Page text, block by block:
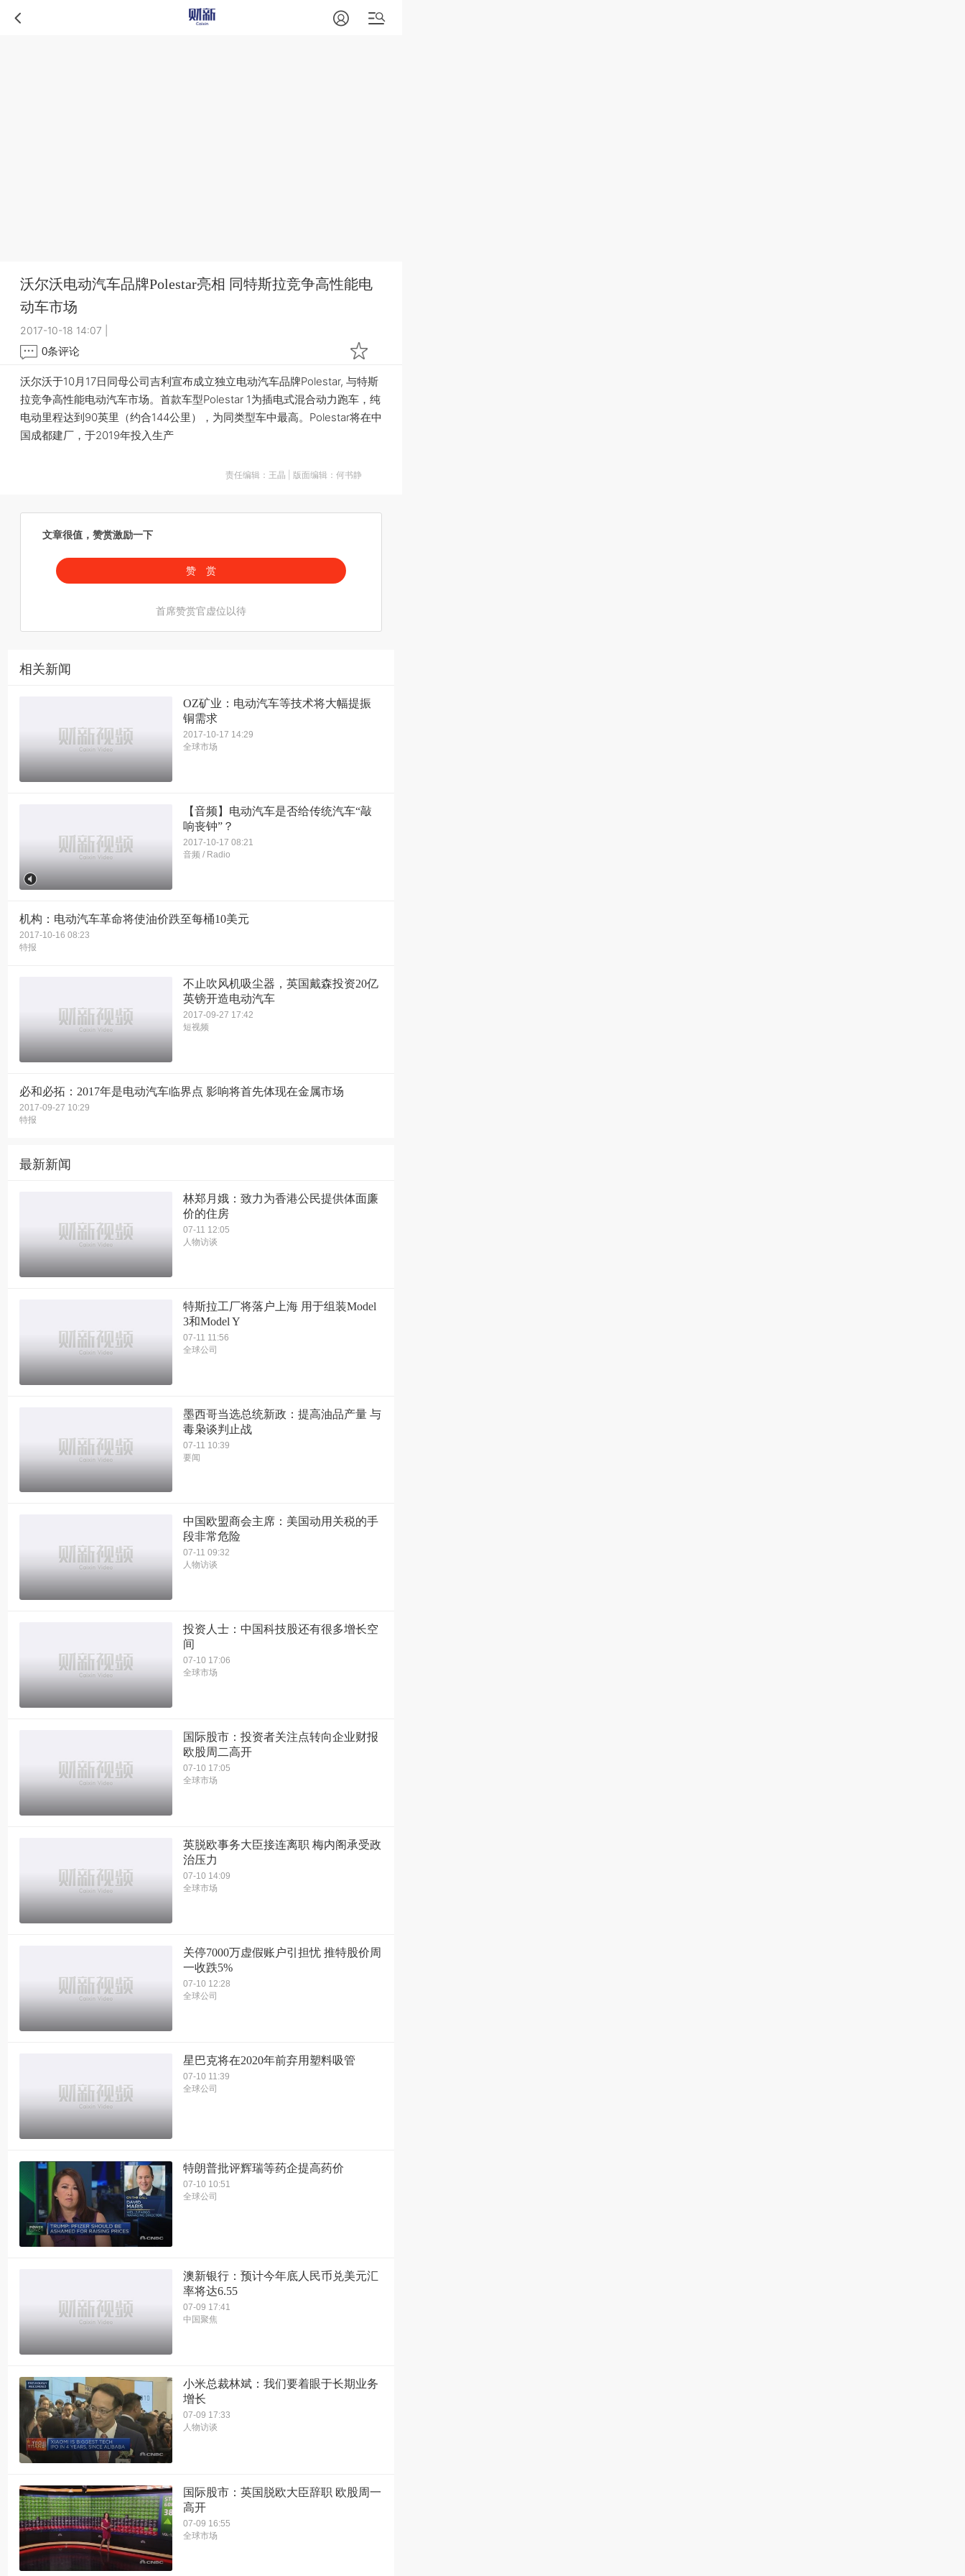
沃尔沃电动汽车品牌Polestar亮相 同特斯拉竞争高性能电
动车市场
2017-10-18 14:07
0条评论
沃尔沃于10月17日同母公司吉利宣布成立独立电动汽车品牌Polestar, 与特斯
拉竞争高性能电动汽车市场。首款车型Polestar 1为插电式混合动力跑车，纯
电动里程达到90英里（约合144公里），为同类型车中最高。Polestar将在中
国成都建厂，于2019年投入生产
责任编辑：王晶 | 版面编辑：何书静
文章很值，赞赏激励一下
赞 赏
首席赞赏官虚位以待
相关新闻
OZ矿业：电动汽车等技术将大幅提振
铜需求
2017-10-17 14:29
全球市场
【音频】电动汽车是否给传统汽车“敲
响丧钟”？
2017-10-17 08:21
音频 / Radio
机构：电动汽车革命将使油价跌至每桶10美元
2017-10-16 08:23
特报
不止吹风机吸尘器，英国戴森投资20亿
英镑开造电动汽车
2017-09-27 17:42
短视频
必和必拓：2017年是电动汽车临界点 影响将首先体现在金属市场
2017-09-27 10:29
特报
最新新闻
林郑月娥：致力为香港公民提供体面廉
价的住房
07-11 12:05
人物访谈
特斯拉工厂将落户上海 用于组装Model
3和Model Y
07-11 11:56
全球公司
墨西哥当选总统新政：提高油品产量 与
毒枭谈判止战
07-11 10:39
要闻
中国欧盟商会主席：美国动用关税的手
段非常危险
07-11 09:32
人物访谈
投资人士：中国科技股还有很多增长空
间
07-10 17:06
全球市场
国际股市：投资者关注点转向企业财报
欧股周二高开
07-10 17:05
全球市场
英脱欧事务大臣接连离职 梅内阁承受政
治压力
07-10 14:09
全球市场
关停7000万虚假账户引担忧 推特股价周
一收跌5%
07-10 12:28
全球公司
星巴克将在2020年前弃用塑料吸管
07-10 11:39
全球公司
特朗普批评辉瑞等药企提高药价
07-10 10:51
全球公司
澳新银行：预计今年底人民币兑美元汇
率将达6.55
07-09 17:41
中国聚焦
小米总裁林斌：我们要着眼于长期业务
增长
07-09 17:33
人物访谈
国际股市：英国脱欧大臣辞职 欧股周一
高开
07-09 16:55
全球市场